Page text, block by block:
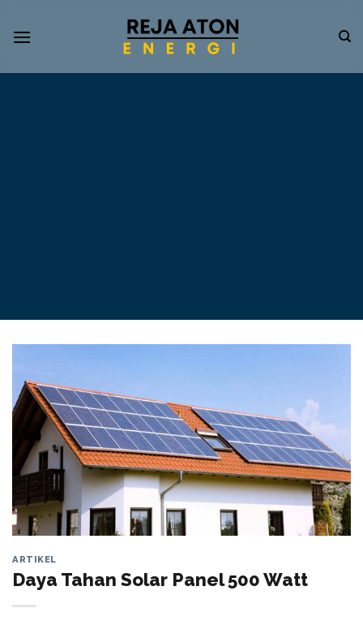
Informasi
ARTIKEL
Daya Tahan Solar Panel 500 Watt